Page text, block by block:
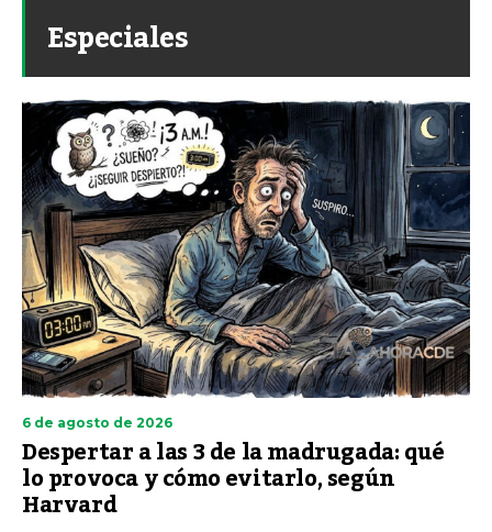
Especiales
6 de agosto de 2026
Despertar a las 3 de la madrugada: qué
lo provoca y cómo evitarlo, según
Harvard